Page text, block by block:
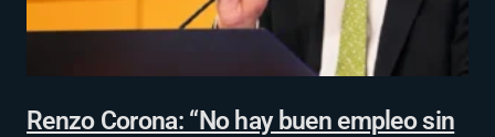
Renzo Corona: “No hay buen empleo sin